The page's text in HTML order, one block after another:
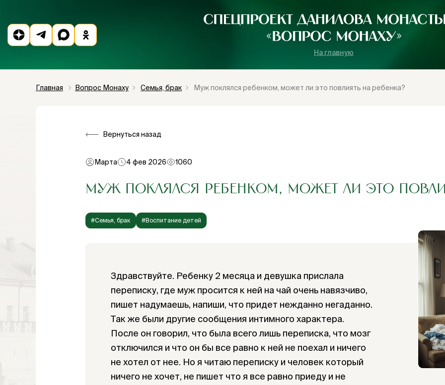
На главную
Главная Вопрос Монаху Семья, брак Муж поклялся ребенком, может ли это повлиять на ребенка?
Вернуться назад
Марта 4 фев 2026 1060
МУЖ ПОКЛЯЛСЯ РЕБЕНКОМ, МОЖЕТ ЛИ ЭТО
#Семья, брак #Воспитание детей
Здравствуйте. Ребенку 2 месяца и девушка прислала
переписку, где муж просится к ней на чай очень навязчиво,
пишет надумаешь, напиши, что придет нежданно негаданно.
Так же были другие сообщения интимного характера.
После он говорил, что была всего лишь переписка, что мозг
отключился и что он бы все равно к ней не поехал и ничего
не хотел от нее. Но я читаю переписку и человек который
ничего не хочет, не пишет что я все равно приеду и не